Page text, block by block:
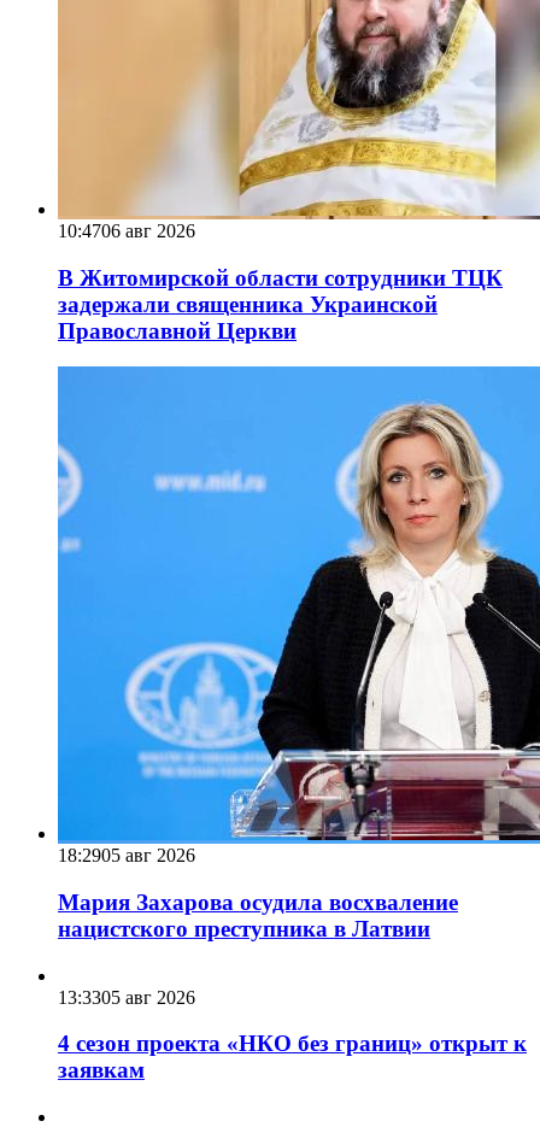
10:4706 авг 2026
В Житомирской области сотрудники ТЦК
задержали священника Украинской
Православной Церкви
18:2905 авг 2026
Мария Захарова осудила восхваление
нацистского преступника в Латвии
13:3305 авг 2026
4 сезон проекта «НКО без границ» открыт к
заявкам